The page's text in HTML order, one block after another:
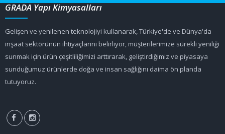
GRADA Yapı Kimyasalları
Gelişen ve yenilenen teknolojiyi kullanarak, Türkiye'de ve Dünya'da
inşaat sektörünün ihtiyaçlarını belirliyor, müşterilerimize sürekli yeniliği
sunmak için ürün çeşitliliğimizi arttırarak, geliştirdiğimiz ve piyasaya
sunduğumuz ürünlerde doğa ve insan sağlığını daima ön planda
tutuyoruz.